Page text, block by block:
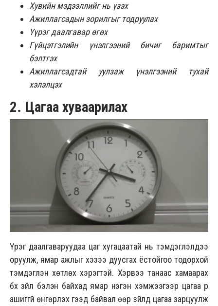
Хувийн мэдээллийг нь үзэх
Ажиллагсадын зорилгыг тодруулах
Үүрэг даалгавар өгөх
Гүйцэтгэлийн үнэлгээний бичиг баримтыг
бэлтгэх
Ажиллагсадтай уулзаж үнэлгээний тухай
хэлэлцэх
2. Цагаа хуваарилах
Үүрэг даалгаваруудаа цаг хугацаатай нь тэмдэглэлдээ
оруулж, ямар ажлыг хэзээ дуусгах ёстойгоо тодорхой
тэмдэглэн хөтлөх хэрэгтэй. Хэрвээ танаас хамаарах
бүх зүйл бэлэн байхад ямар нэгэн хэмжээгээр цагаа үр
ашиггүй өнгөрүүлэх гээд байвал өөр зүйлд цагаа зарцуулж